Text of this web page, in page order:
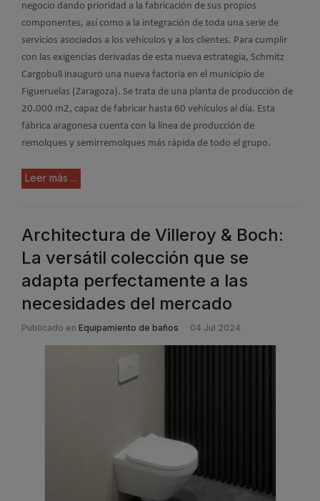
negocio dando prioridad a la fabricación de sus propios
componentes, así como a la integración de toda una serie de
servicios asociados a los vehículos y a los clientes. Para cumplir
con las exigencias derivadas de esta nueva estrategia, Schmitz
Cargobull inauguró una nueva factoría en el municipio de
Figueruelas (Zaragoza). Se trata de una planta de producción de
20.000 m2, capaz de fabricar hasta 60 vehículos al día. Esta
fábrica aragonesa cuenta con la línea de producción de
remolques y semirremolques más rápida de todo el grupo.
Leer más ...
Architectura de Villeroy & Boch:
La versátil colección que se
adapta perfectamente a las
necesidades del mercado
Publicado en Equipamiento de baños 04 Jul 2024